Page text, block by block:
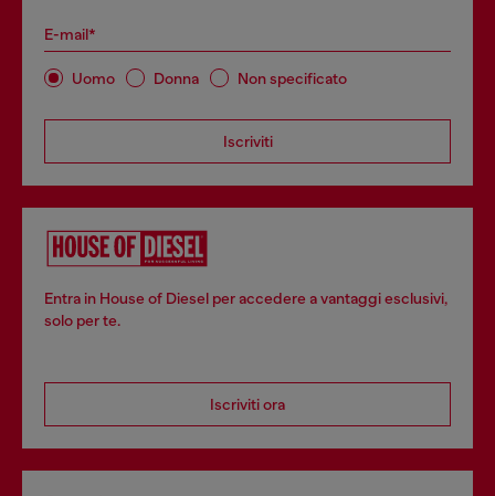
E-mail*
Uomo Donna Non specificato
Iscriviti
Entra in House of Diesel per accedere a vantaggi esclusivi,
solo per te.
Iscriviti ora